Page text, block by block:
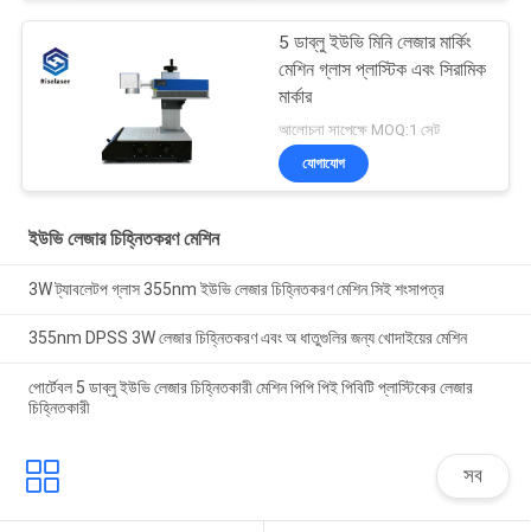
5 ডাব্লু ইউভি মিনি লেজার মার্কিং
মেশিন গ্লাস প্লাস্টিক এবং সিরামিক
মার্কার
আলোচনা সাপেক্ষে MOQ:1 সেট
যোগাযোগ
ইউভি লেজার চিহ্নিতকরণ মেশিন
3W ট্যাবলেটপ গ্লাস 355nm ইউভি লেজার চিহ্নিতকরণ মেশিন সিই শংসাপত্র
355nm DPSS 3W লেজার চিহ্নিতকরণ এবং অ ধাতুগুলির জন্য খোদাইয়ের মেশিন
পোর্টেবল 5 ডাব্লু ইউভি লেজার চিহ্নিতকারী মেশিন পিপি পিই পিবিটি প্লাস্টিকের লেজার
চিহ্নিতকারী
সব